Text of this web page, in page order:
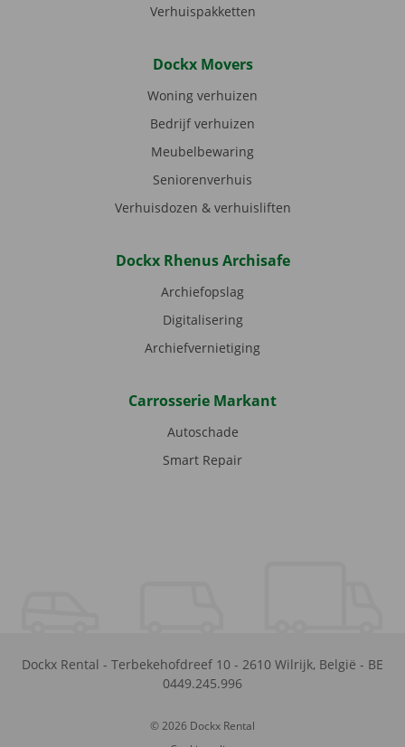
Verhuispakketten
Dockx Movers
Woning verhuizen
Bedrijf verhuizen
Meubelbewaring
Seniorenverhuis
Verhuisdozen & verhuisliften
Dockx Rhenus Archisafe
Archiefopslag
Digitalisering
Archiefvernietiging
Carrosserie Markant
Autoschade
Smart Repair
Dockx Rental - Terbekehofdreef 10 - 2610 Wilrijk, België - BE
0449.245.996
© 2026 Dockx Rental